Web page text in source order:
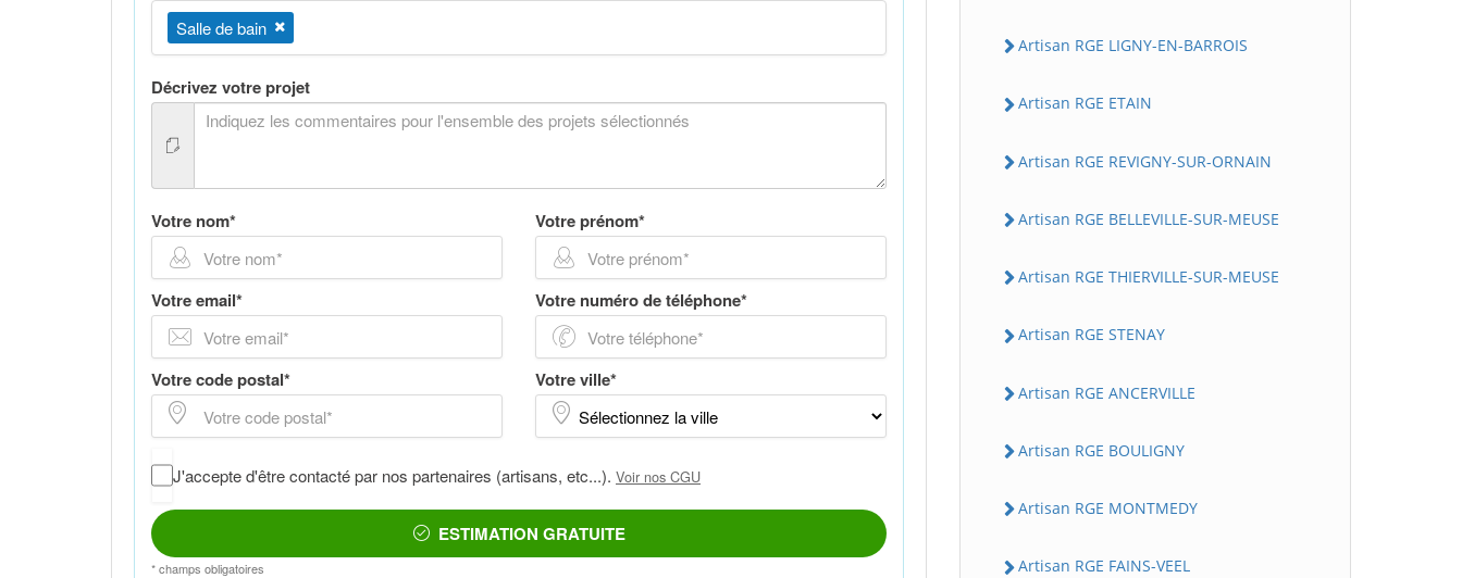
Artisan RGE LIGNY-EN-BARROIS
Artisan RGE ETAIN
Artisan RGE REVIGNY-SUR-ORNAIN
Artisan RGE BELLEVILLE-SUR-MEUSE
Artisan RGE THIERVILLE-SUR-MEUSE
Artisan RGE STENAY
Artisan RGE ANCERVILLE
Artisan RGE BOULIGNY
Artisan RGE MONTMEDY
Artisan RGE FAINS-VEEL